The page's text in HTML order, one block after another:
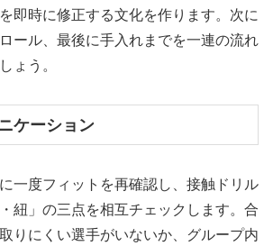
即時に修正する文化を作ります。次に
ール、最後に手入れまでを一連の流れ
ょう。
ケーション
一度フィットを再確認し、接触ドリル
紐」の三点を相互チェックします。合
りにくい選手がいないか、グループ内